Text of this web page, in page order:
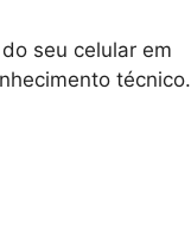
seu celular em
técnico.